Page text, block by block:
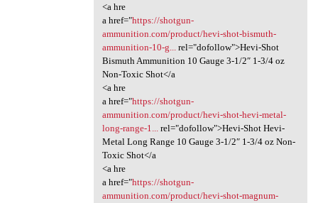
<a hre
a href="https://shotgun-
ammunition.com/product/hevi-shot-bismuth-
ammunition-10-g...rel="dofollow">Hevi-Shot
Bismuth Ammunition 10 Gauge 3-1/2″ 1-3/4 oz
Non-Toxic Shot</a
<a hre
a href="https://shotgun-
ammunition.com/product/hevi-shot-hevi-metal-
long-range-1...rel="dofollow">Hevi-Shot Hevi-
Metal Long Range 10 Gauge 3-1/2″ 1-3/4 oz Non-
Toxic Shot</a
<a hre
a href="https://shotgun-
ammunition.com/product/hevi-shot-magnum-